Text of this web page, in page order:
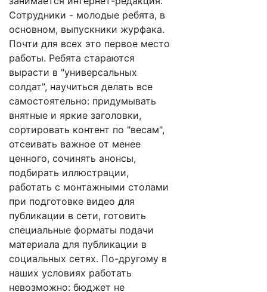
Сотрудники - молодые ребята, в
основном, выпускники журфака.
Почти для всех это первое место
работы. Ребята стараются
вырасти в "универсальных
солдат", научиться делать все
самостоятельно: придумывать
внятные и яркие заголовки,
сортировать контент по "весам",
отсеивать важное от менее
ценного, сочинять анонсы,
подбирать иллюстрации,
работать с монтажными столами
при подготовке видео для
публикации в сети, готовить
специальные форматы подачи
материала для публикации в
социальных сетях. По-другому в
наших условиях работать
невозможно: бюджет не